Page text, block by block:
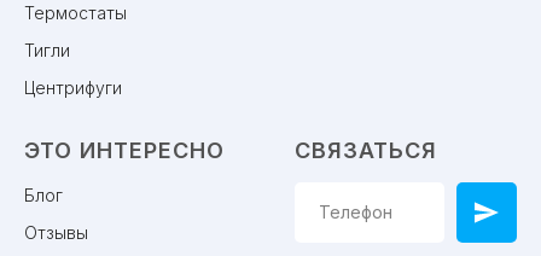
Термостаты
Тигли
Центрифуги
ЭТО ИНТЕРЕСНО
Блог
Отзывы
СВЯЗАТЬСЯ